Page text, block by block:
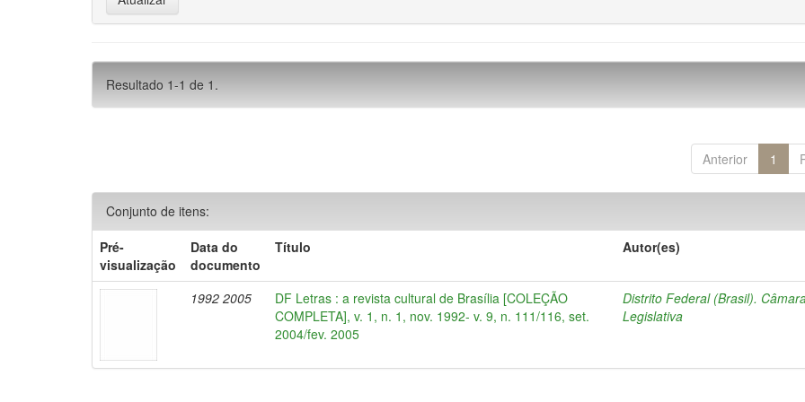
Resultado 1-1 de 1.
Anterior 1
Conjunto de itens:
Pré-
visualização
Data do
documento
Título Autor(es)
1992 2005
DF Letras : a revista cultural de Brasília [COLEÇÃO
COMPLETA], v. 1, n. 1, nov. 1992- v. 9, n. 111/116, set.
2004/fev. 2005
Distrito Federal (Brasil).
Legislativa